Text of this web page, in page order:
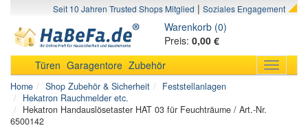
Seit 10 Jahren Trusted Shops Mitglied | Soziales Engagement
Warenkorb (0)
Preis: 0,00 €
Toggle
Türen Garagentore Zubehör
Home Shop Zubehör & Sicherheit
Feststellanlagen
Hekatron Rauchmelder etc.
Hekatron Handauslösetaster HAT 03 für Feuchträume / Art.-Nr.
6500142